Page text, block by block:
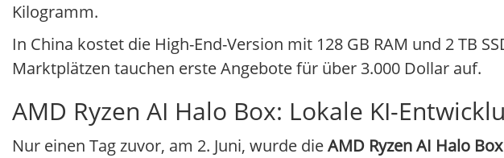
Kilogramm.
In China kostet die High-End-Version mit 128 GB RAM und 2 TB
Marktplätzen tauchen erste Angebote für über 3.000 Dollar auf.
AMD Ryzen AI Halo Box: Lokale KI-
Nur einen Tag zuvor, am 2. Juni, wurde dieAMD Ryzen AI Halo Box